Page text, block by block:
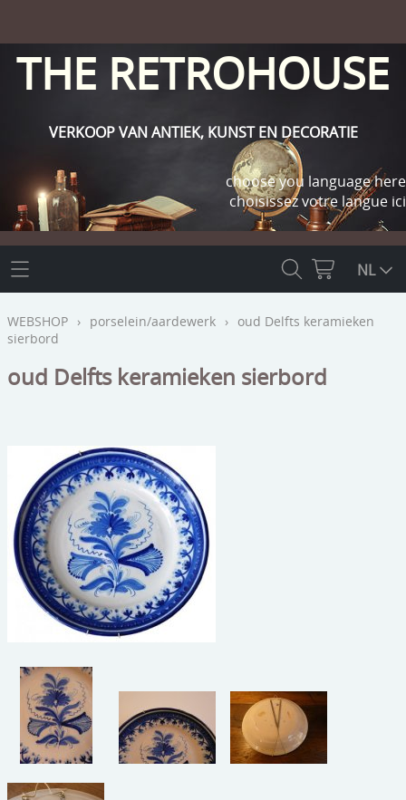
THE RETROHOUSE
VERKOOP VAN ANTIEK, KUNST EN DECORATIE
choose you language here
choisissez votre langue ici
THE RETROHOUSE
WEBSHOP
religie
meubels
reclamevoorwerpen/merken
curiosa
schilderijen
porselein/aardewerk
juwelen/horloges/brillen
medailles/munten/bankbiljetten
ets/tekening/litho/gravure
glaswerk
lamp/luchter
CONTACT
NL
WEBSHOP › porselein/aardewerk › oud Delfts keramieken
sierbord
oud Delfts keramieken sierbord